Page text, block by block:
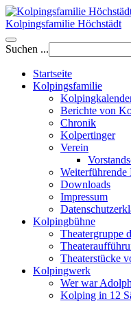
Kolpingsfamilie Höchstädt
Suchen ...
Startseite
Kolpingsfamilie
Berichte von
Chronik
Kolpertinger
Verein
Weiterführende
Downloads
Impressum
Kolpingbühne
Theatergruppe
Theaterstücke
Kolpingwerk
Wer war
Kolping in 12